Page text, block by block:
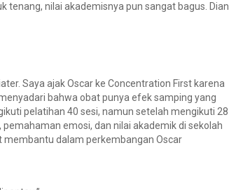
tenang, nilai akademisnya pun sangat bagus. Dian
Saya ajak Oscar ke Concentration First karena
bahwa obat punya efek samping yang
pelatihan 40 sesi, namun setelah mengikuti 28
emosi, dan nilai akademik di sekolah
membantu dalam perkembangan Oscar